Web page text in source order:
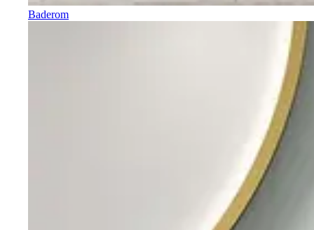
Baderom